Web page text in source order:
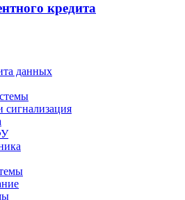
кредита
данных
сигнализация